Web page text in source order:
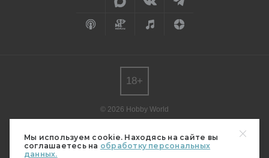
Мы используем cookie. Находясь на сайте вы
соглашаетесь на обработку персональных
данных.
© 2026 Hobby World
редакции.
Мнение авторов может не совпадать с мнением редакции.
18+